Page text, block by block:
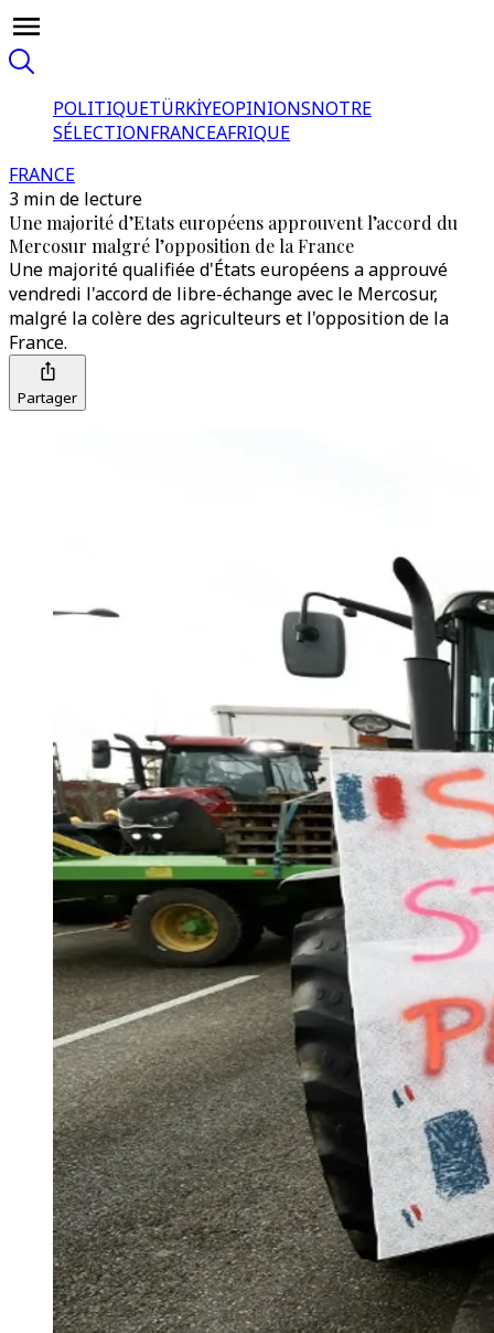
POLITIQUETÜRKİYEOPINIONSNOTRE
SÉLECTIONFRANCEAFRIQUE
FRANCE
3 min de lecture
Une majorité d’Etats européens approuvent l’accord du
Mercosur malgré l’opposition de la France
Une majorité qualifiée d'États européens a approuvé
vendredi l'accord de libre-échange avec le Mercosur,
malgré la colère des agriculteurs et l'opposition de la
France.
Partager